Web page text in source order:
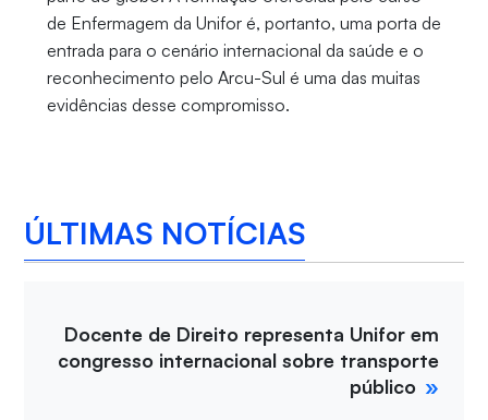
de Enfermagem da Unifor é, portanto, uma porta de
entrada para o cenário internacional da saúde e o
reconhecimento pelo Arcu-Sul é uma das muitas
evidências desse compromisso.
ÚLTIMAS NOTÍCIAS
Docente de Direito representa Unifor em
congresso internacional sobre transporte
público